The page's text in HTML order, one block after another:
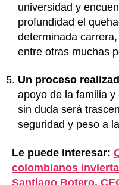
universidad y
profundidad el
determinada
entre otras muchas
Un proceso
apoyo de la familia
sin duda será
seguridad y peso a
Le puede interesar:
colombianos
Santiago Botero,